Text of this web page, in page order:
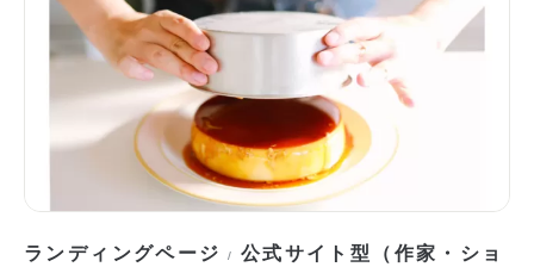
ランディングページ / 公式サイト型（作家・ショ